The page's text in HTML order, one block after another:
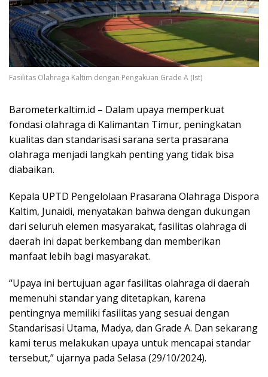
Fasilitas Olahraga Kaltim dengan Pengakuan Grade A (Ist)
Barometerkaltim.id – Dalam upaya memperkuat
fondasi olahraga di Kalimantan Timur, peningkatan
kualitas dan standarisasi sarana serta prasarana
olahraga menjadi langkah penting yang tidak bisa
diabaikan.
Kepala UPTD Pengelolaan Prasarana Olahraga Dispora
Kaltim, Junaidi, menyatakan bahwa dengan dukungan
dari seluruh elemen masyarakat, fasilitas olahraga di
daerah ini dapat berkembang dan memberikan
manfaat lebih bagi masyarakat.
“Upaya ini bertujuan agar fasilitas olahraga di daerah
memenuhi standar yang ditetapkan, karena
pentingnya memiliki fasilitas yang sesuai dengan
Standarisasi Utama, Madya, dan Grade A. Dan sekarang
kami terus melakukan upaya untuk mencapai standar
tersebut,” ujarnya pada Selasa (29/10/2024).